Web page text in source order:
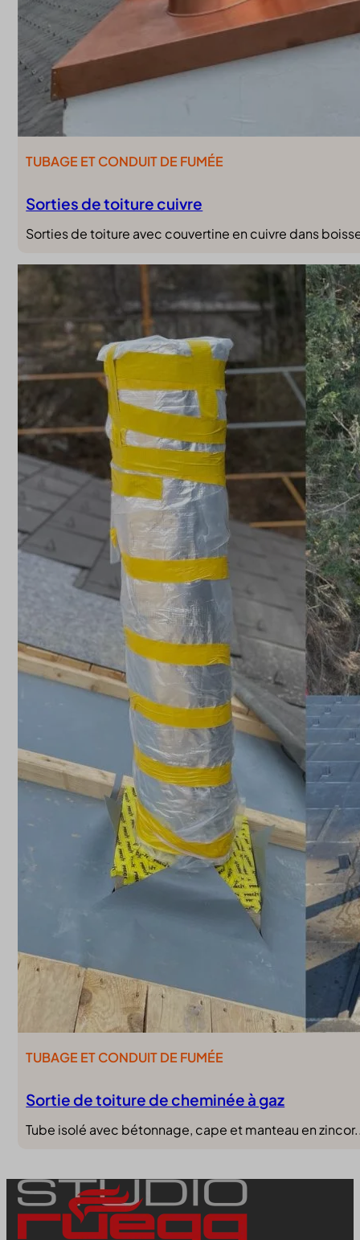
Sorties de toiture cuivre
TUBAGE ET CONDUIT DE FUMÉE
Sorties de toiture avec couvertine en cuivre dans
Sortie de toiture de cheminée à gaz
TUBAGE ET CONDUIT DE FUMÉE
Tube isolé avec bétonnage, cape et manteau en